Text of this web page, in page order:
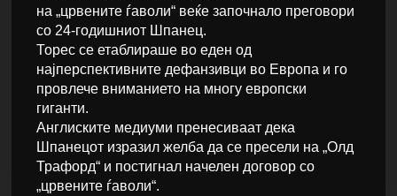
на „црвените ѓаволи“ веќе започнало преговори
со 24-годишниот Шпанец.
Торес се етаблираше во еден од
најперспективните дефанзивци во Европа и го
провлече вниманието на многу европски
гиганти.
Англиските медиуми пренесиваат дека
Шпанецот изразил желба да се пресели на „Олд
Трафорд“ и постигнал начелен договор со
„црвените ѓаволи“.